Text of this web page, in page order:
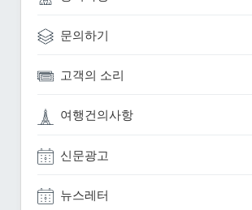
문의하기
고객의 소리
여행건의사항
신문광고
뉴스레터